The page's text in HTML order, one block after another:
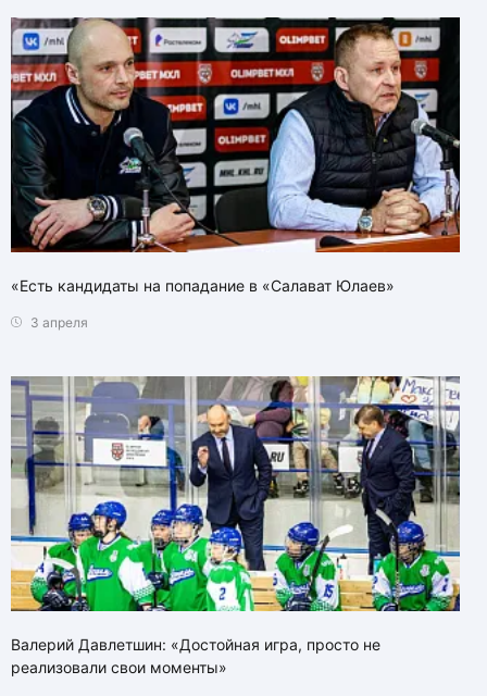
«Есть кандидаты на попадание в «Салават Юлаев»
3 апреля
Валерий Давлетшин: «Достойная игра, просто не
реализовали свои моменты»